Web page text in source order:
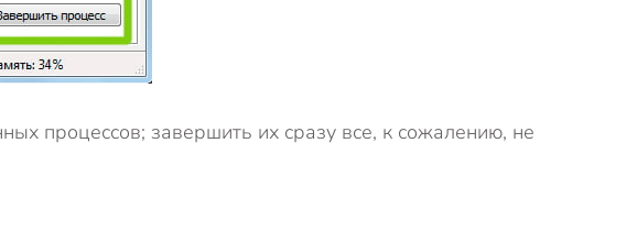
процессов; завершить их сразу все, к сожалению, не